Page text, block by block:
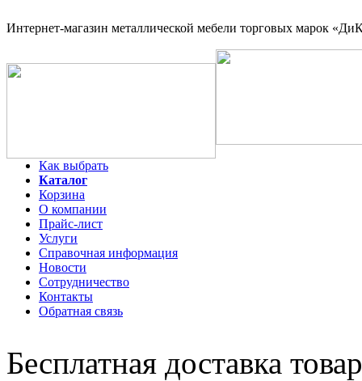
Интернет-магазин металлической мебели торговых марок
Как выбрать
Каталог
Корзина
О компании
Прайс-лист
Услуги
Справочная информация
Новости
Сотрудничество
Контакты
Обратная связь
Бесплатная доставка